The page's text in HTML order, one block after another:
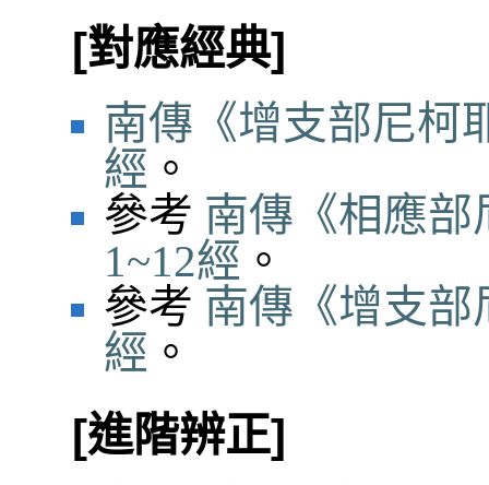
[對應經典]
南傳《增支部尼柯
經 。
參考 南傳《相應部
1~12經 。
參考 南傳《增支部
經 。
[進階辨正]